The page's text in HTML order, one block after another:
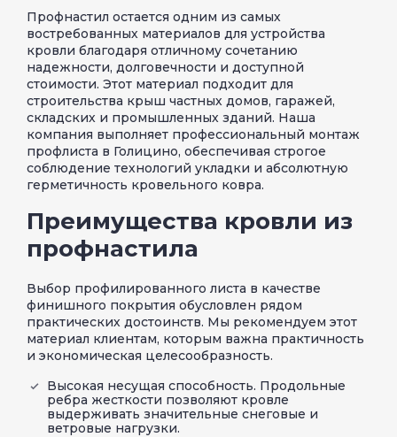
Профнастил остается одним из самых
востребованных материалов для устройства
кровли благодаря отличному сочетанию
надежности, долговечности и доступной
стоимости. Этот материал подходит для
строительства крыш частных домов, гаражей,
складских и промышленных зданий. Наша
компания выполняет профессиональный монтаж
профлиста в Голицино, обеспечивая строгое
соблюдение технологий укладки и абсолютную
герметичность кровельного ковра.
Преимущества кровли из
профнастила
Выбор профилированного листа в качестве
финишного покрытия обусловлен рядом
практических достоинств. Мы рекомендуем этот
материал клиентам, которым важна практичность
и экономическая целесообразность.
Высокая несущая способность. Продольные
ребра жесткости позволяют кровле
выдерживать значительные снеговые и
ветровые нагрузки.